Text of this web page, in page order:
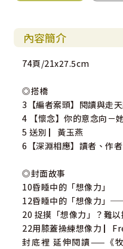
內容簡介
74頁/21x27.5cm
◎搭橋
3【編者案頭】閱讀與走
4 【懷念】你的意念向－
5 送別 ▏黃玉燕
6【深淵相應】讀者、作
◎封面故事
10昏睡中的「想像力」
12昏睡中的「想像力」
20 捉摸「想像力」？難
22用膝蓋操練想像力
封底裡 延伸閱讀——《